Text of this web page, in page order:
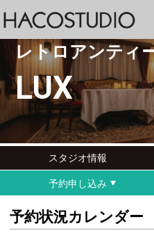
レトロアンティ
LUX
スタジオ情報
予約申し込み
予約状況カレンダー